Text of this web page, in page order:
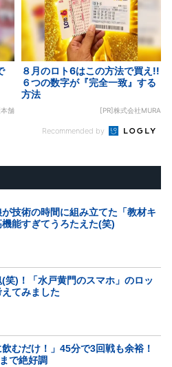
舗
８月のロト6はこの方法で買え!!
６つの数字が『完全一致』する
方法
[PR]株式会社MURA
Recommended by
技術の時間に組み立てた「教材キ
能すぎてうろたえた(笑)
笑)！「水戸黄門のスマホ」のロッ
てみました
飲むだけ！」45分で3回戦も余裕！
で絶好調